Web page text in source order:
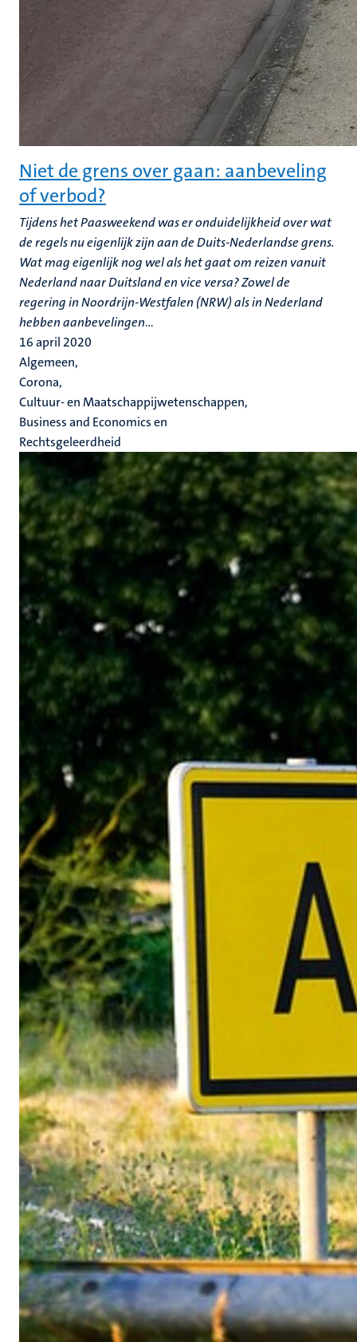
Niet de grens over gaan: aanbeveling
of verbod?
Tijdens het Paasweekend was er onduidelijkheid over wat
de regels nu eigenlijk zijn aan de Duits-Nederlandse grens.
Wat mag eigenlijk nog wel als het gaat om reizen vanuit
Nederland naar Duitsland en vice versa? Zowel de
regering in Noordrijn-Westfalen (NRW) als in Nederland
hebben aanbevelingen...
16 april 2020
Algemeen,
Corona,
Cultuur- en Maatschappijwetenschappen,
Business and Economics en
Rechtsgeleerdheid